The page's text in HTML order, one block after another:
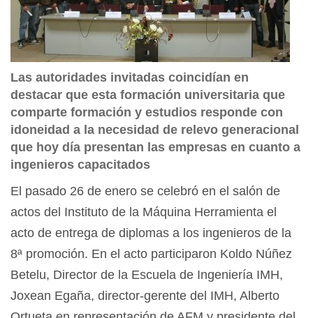
Las autoridades invitadas coincidían en
destacar que esta formación universitaria que
comparte formación y estudios responde con
idoneidad a la necesidad de relevo generacional
que hoy día presentan las empresas en cuanto a
ingenieros capacitados
El pasado 26 de enero se celebró en el salón de
actos del Instituto de la Máquina Herramienta el
acto de entrega de diplomas a los ingenieros de la
8ª promoción. En el acto participaron Koldo Núñez
Betelu, Director de la Escuela de Ingeniería IMH,
Joxean Egaña, director-gerente del IMH, Alberto